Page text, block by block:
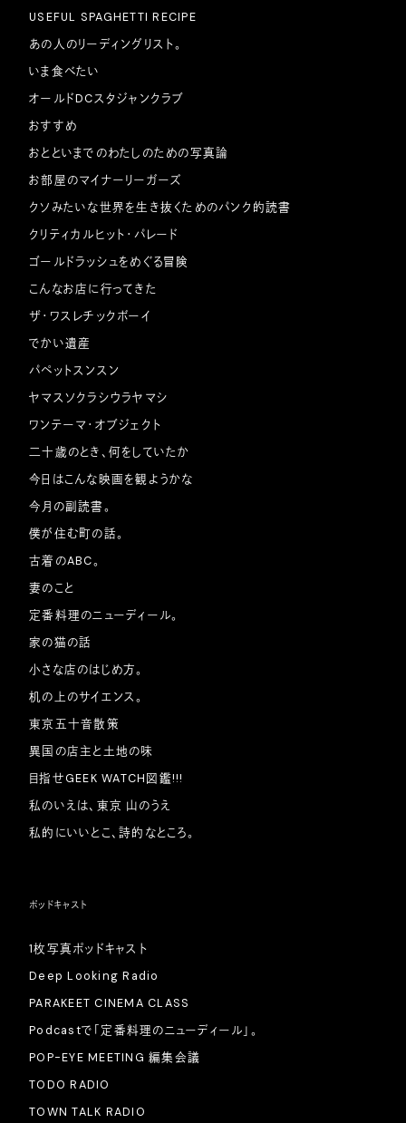
USEFUL SPAGHETTI RECIPE
あの人のリーディングリスト。
いま食べたい
オールドDCスタジャンクラブ
おすすめ
おとといまでのわたしのための写真論
お部屋のマイナーリーガーズ
クソみたいな世界を生き抜くためのパンク的読書
クリティカルヒット・パレード
ゴールドラッシュをめぐる冒険
こんなお店に行ってきた
ザ・ワスレチックボーイ
でかい遺産
パペットスンスン
ヤマスソクラシウラヤマシ
ワンテーマ・オブジェクト
二十歳のとき、何をしていたか
今日はこんな映画を観ようかな
今月の副読書。
僕が住む町の話。
古着のABC。
妻のこと
定番料理のニューディール。
家の猫の話
小さな店のはじめ方。
机の上のサイエンス。
東京五十音散策
異国の店主と土地の味
目指せGEEK WATCH図鑑!!!
私のいえは、東京 山のうえ
私的にいいとこ、詩的なところ。
ポッドキャスト
1枚写真ポッドキャスト
Deep Looking Radio
PARAKEET CINEMA CLASS
Podcastで「定番料理のニューディール」。
POP-EYE MEETING 編集会議
TODO RADIO
TOWN TALK RADIO